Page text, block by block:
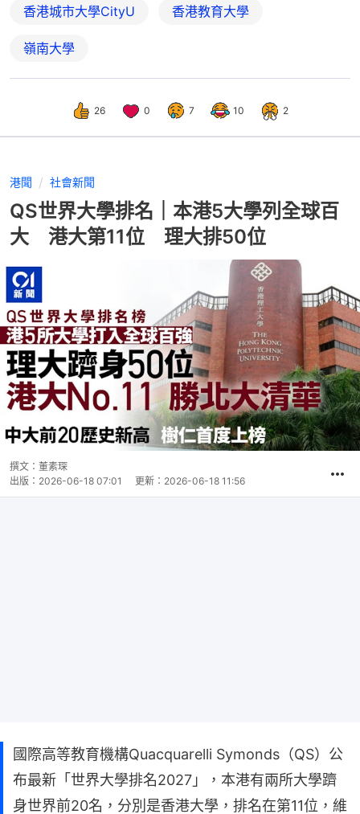
香港城市大學CityU 香港教育大學
嶺南大學
26 0 7 10 2
港聞 社會新聞
QS世界大學排名｜本港5大學列全球百
大 港大第11位 理大排50位
撰文： 董素琛
出版： 2026-06-18 07:01 更新： 2026-06-18 11:56
國際高等教育機構Quacquarelli Symonds（QS）公
布最新「世界大學排名2027」，本港有兩所大學躋
身世界前20名，分別是香港大學，排名在第11位，維